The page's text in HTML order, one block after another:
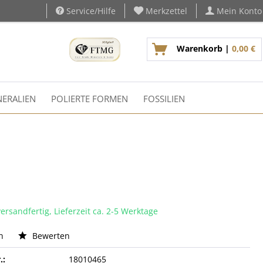
Service/Hilfe Merkzettel Mein Konto
Warenkorb | 0,00 €
POLIERTE FORMEN FOSSILIEN
Lieferzeit ca. 2-5 Werktage
Bewerten
18010465